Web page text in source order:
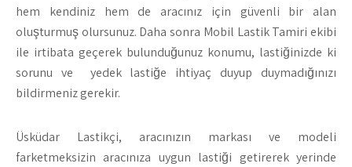
hem kendiniz hem de aracınız için güvenli bir alan
oluşturmuş olursunuz. Daha sonra Mobil Lastik Tamiri ekibi
ile irtibata geçerek bulunduğunuz konumu, lastiğinizde ki
sorunu ve yedek lastiğe ihtiyaç duyup duymadığınızı
bildirmeniz gerekir.
Üsküdar Lastikçi, aracınızın markası ve modeli
farketmeksizin aracınıza uygun lastiği getirerek yerinde